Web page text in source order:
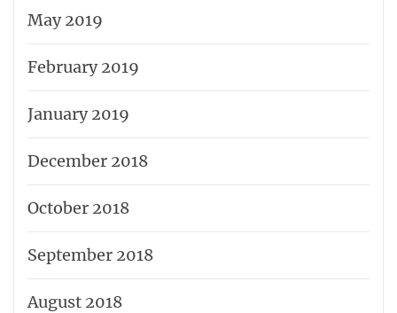
May 2019
February 2019
January 2019
December 2018
October 2018
September 2018
August 2018